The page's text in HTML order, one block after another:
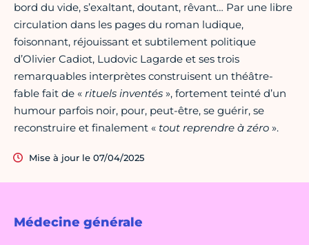
Médecine générale
bord du vide, s’exaltant, doutant, rêvant… Par une libre
circulation dans les pages du roman ludique,
foisonnant, réjouissant et subtilement politique
d’Olivier Cadiot, Ludovic Lagarde et ses trois
remarquables interprètes construisent un théâtre-
fable fait de « rituels inventés », fortement teinté d’un
humour parfois noir, pour, peut-être, se guérir, se
reconstruire et finalement « tout reprendre à zéro ».
Mise à jour le 07/04/2025